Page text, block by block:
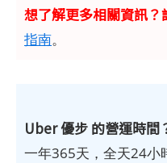
想了解更多相關資訊
指南。
Uber 優步 的營運時間
一年365天，全天24小